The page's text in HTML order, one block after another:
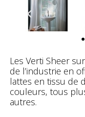
Les Verti Sheer
de l’industrie en
lattes en tissu de
couleurs, tous
autres.